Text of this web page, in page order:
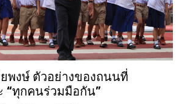
พงษ์ ตัวอย่างของถนนที่
“ทุกคนร่วมมือกัน”